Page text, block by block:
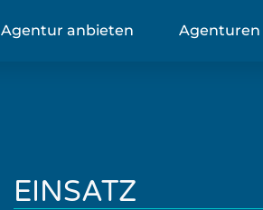
Agentur anbieten Agenturen
EINSATZ